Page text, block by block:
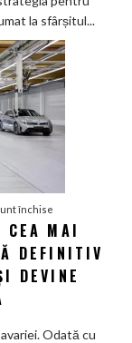
a
100%
electric
până
2030
șapte
noi
la sfârșitul...
închise
O
nouă
eră
CEA MAI
DEFINITIV
DEVINE
Odată cu